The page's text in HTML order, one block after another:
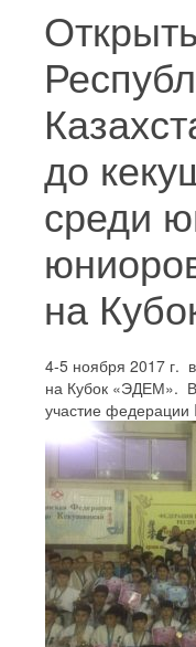
до
среди
на
4-5 ноября 2017 г.
на Кубок «ЭДЕМ». В
участие